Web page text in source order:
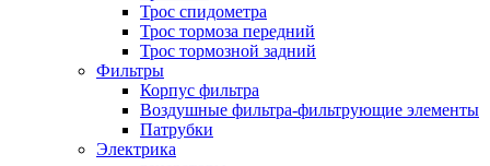
Трос спидометра
Трос тормоза передний
Трос тормозной задний
Фильтры
Корпус фильтра
Воздушные фильтра-фильтрующие элементы
Патрубки
Электрика